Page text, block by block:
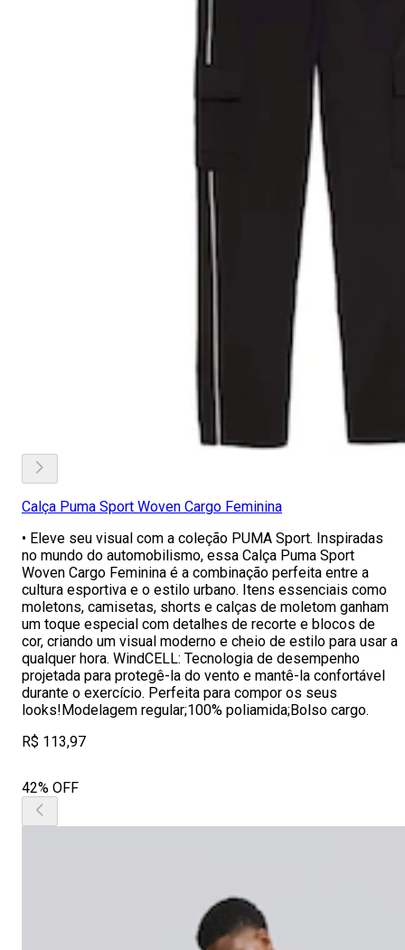
Calça Puma Sport Woven Cargo Feminina
• Eleve seu visual com a coleção PUMA Sport. Inspiradas
no mundo do automobilismo, essa Calça Puma Sport
Woven Cargo Feminina é a combinação perfeita entre a
cultura esportiva e o estilo urbano. Itens essenciais como
moletons, camisetas, shorts e calças de moletom ganham
um toque especial com detalhes de recorte e blocos de
cor, criando um visual moderno e cheio de estilo para usar a
qualquer hora. WindCELL: Tecnologia de desempenho
projetada para protegê-la do vento e mantê-la confortável
durante o exercício. Perfeita para compor os seus
looks!Modelagem regular;100% poliamida;Bolso cargo.
R$ 113,97
42% OFF